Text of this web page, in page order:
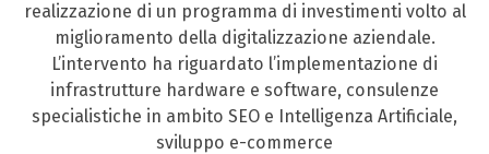
realizzazione di un programma di investimenti volto al
miglioramento della digitalizzazione aziendale.
L’intervento ha riguardato l’implementazione di
infrastrutture hardware e software, consulenze
specialistiche in ambito SEO e Intelligenza Artificiale,
sviluppo e-commerce